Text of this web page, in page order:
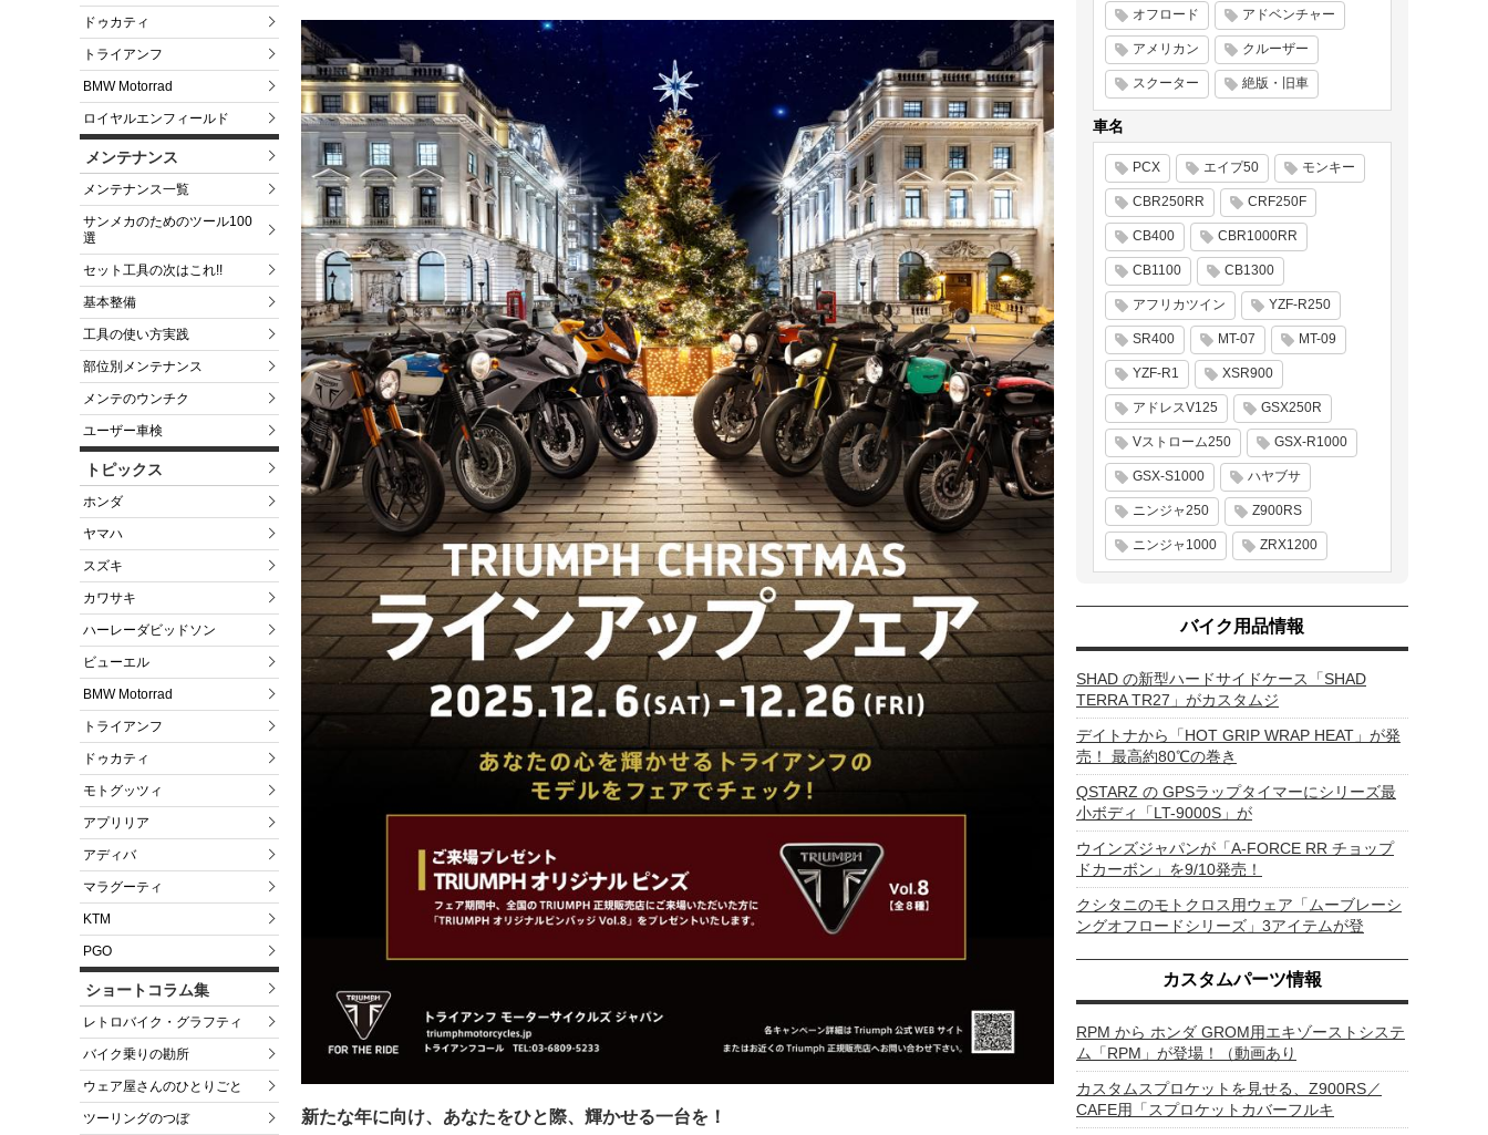
ドゥカティ
トライアンフ
BMW Motorrad
ロイヤルエンフィールド
メンテナンス
メンテナンス一覧
サンメカのためのツール100
選
セット工具の次はこれ!!
基本整備
工具の使い方実践
部位別メンテナンス
メンテのウンチク
ユーザー車検
トピックス
ホンダ
ヤマハ
スズキ
カワサキ
ハーレーダビッドソン
ビューエル
BMW Motorrad
トライアンフ
ドゥカティ
モトグッツィ
アプリリア
アディバ
マラグーティ
KTM
PGO
ショートコラム集
レトロバイク・グラフティ
バイク乗りの勘所
ウェア屋さんのひとりごと
ツーリングのつぼ
新たな年に向け、あなたをひと際、輝かせる一台を！
オフロード アドベンチャー
アメリカン クルーザー
スクーター 絶版・旧車
車名
PCX エイプ50 モンキー
CBR250RR CRF250F
CB400 CBR1000RR
CB1100 CB1300
アフリカツイン YZF-R250
SR400 MT-07 MT-09
YZF-R1 XSR900
アドレスV125 GSX250R
Vストローム250 GSX-R1000
GSX-S1000 ハヤブサ
ニンジャ250 Z900RS
ニンジャ1000 ZRX1200
バイク用品情報
SHAD の新型ハードサイドケース「SHAD
TERRA TR27」がカスタムジ
デイトナから「HOT GRIP WRAP HEAT」が発
売！ 最高約80℃の巻き
QSTARZ の GPSラップタイマーにシリーズ最
小ボディ「LT-9000S」が
ウインズジャパンが「A-FORCE RR チョップ
ドカーボン」を9/10発売！
クシタニのモトクロス用ウェア「ムーブレーシ
ングオフロードシリーズ」3アイテムが登
カスタムパーツ情報
RPM から ホンダ GROM用エキゾーストシステ
ム「RPM」が登場！（動画あり
カスタムスプロケットを見せる、Z900RS／
CAFE用「スプロケットカバーフルキ